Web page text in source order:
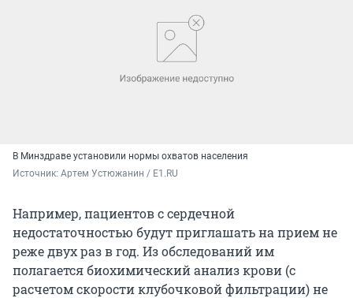
В Минздраве установили нормы охватов населения
Источник: Артем Устюжанин / E1.RU
Например, пациентов с сердечной
недостаточностью будут приглашать на прием не
реже двух раз в год. Из обследований им
полагается биохимический анализ крови (с
расчетом скорости клубочковой фильтрации) не